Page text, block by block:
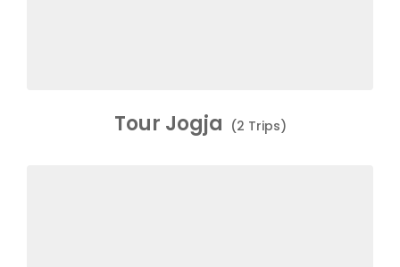
Tour Jogja (2 Trips)